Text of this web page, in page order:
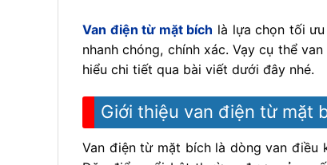
Van điện từ mặt bích là lựa chọn tối
nhanh chóng, chính xác. Vạy cụ thể
hiểu chi tiết qua bài viết dưới đây nhé.
Giới thiệu van điện từ mặt
Van điện từ mặt bích là dòng van